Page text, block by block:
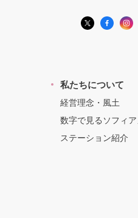
私たちについて
経営理念・風土
数字で見るソフィア
ステーション紹介